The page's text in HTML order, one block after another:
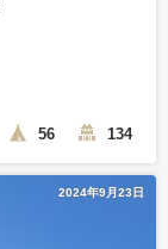
56 134
2024年9月23日